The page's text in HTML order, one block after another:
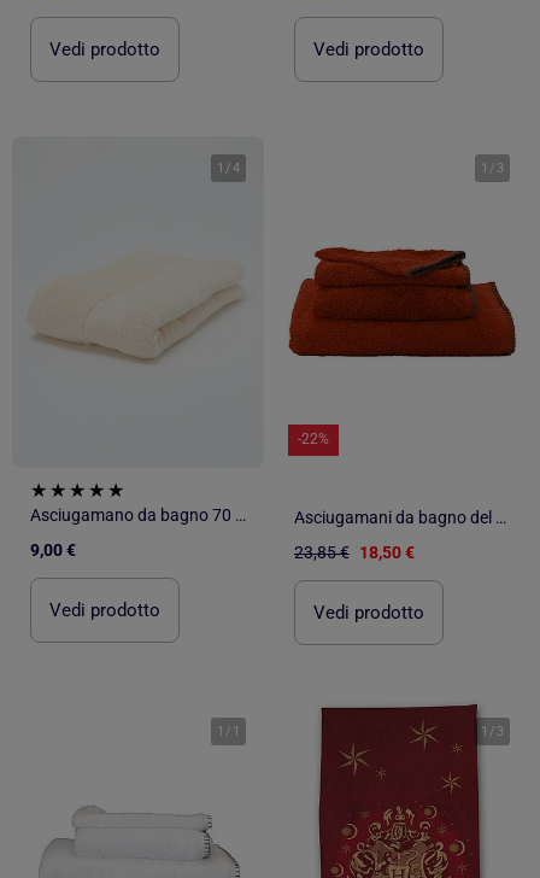
Vedi prodotto Vedi prodotto
1 /4
Asciugamano da bagno 70 x 130 cm - Kiabi Home
9,00 €
Vedi prodotto
1 / 3
-22%
Asciugamani da bagno del Grand Hotel
23,85 € 18,50 €
Vedi prodotto
1 / 1 1 / 3